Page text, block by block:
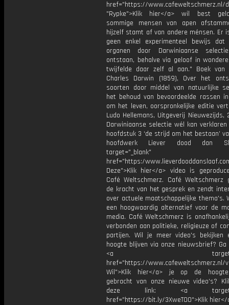
href="https://www.cafeweltschmerz.nl/
"Rypke">Klik hier</a> wil best
sommige mensen van apen
hijzelf stamt af van andere ménsen. Er
geen enkel experimenteel bewijs dat
organen door Darwiniaanse
ontstaan, behalve via geloof in
twijfelde daar zelf al aan." Boek van
Charles Darwin (1859), Over het
soorten door middel van natuurlijke
het behoud van bevoordeelde rassen
om het leven, oorspronkelijke editie
Ludo Hellemans, Uitgeverij Nieuwezijds,
Darwiniaanse selectie wél kan
hoofdstuk 3 ‘de strijd om het bestaan’
hoofdwerk Liever dood dan
target="_blank"
href="https:/
Deze">Klik hier</a> video is
Café Weltschmerz. Café Weltschmerz
de kracht van het gesprek en zendt
over actuele maatschappelijke thema's.
een hoogwaardig alternatief voor de
media. Café Weltschmerz is
verbonden aan politieke, religieuze of
partijen. Wil je meer video's bekijken
hoogte blijven via onze nieuwsbrief? Ga
<a
href="https://www.cafeweltschmerz.nl/
Wil">Klik hier</a> je op de
gebracht van onze nieuwe video's?
deze link: <a
href="https://bit.ly/3XweTO0">Klik hier</